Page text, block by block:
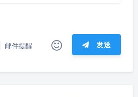
邮件提醒 发送
ヾ(≧∇≦*)ゝ
(☆ω☆)